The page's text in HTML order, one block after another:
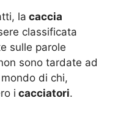
la caccia
classificata
sulle parole
sono tardate ad
di chi,
i cacciatori.